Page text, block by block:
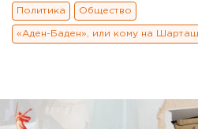
Политика Общество